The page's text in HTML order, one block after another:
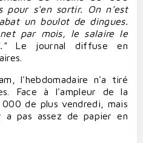
pour s'en sortir. On n'est
un boulot de dingues.
par mois, le salaire le
Le journal diffuse en
l'hebdomadaire n'a tiré
Face à l'ampleur de la
de plus vendredi, mais
a pas assez de papier en